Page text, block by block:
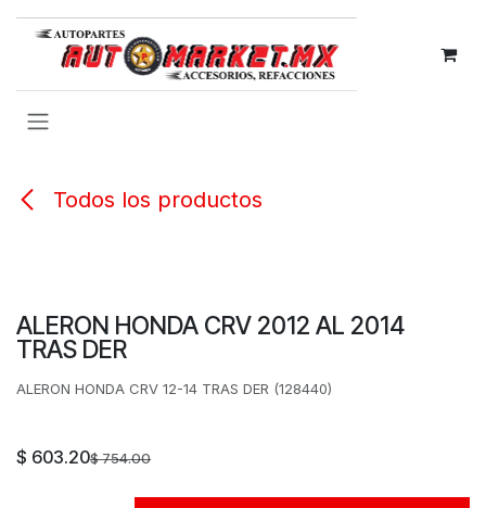
Todos los productos
ALERON HONDA CRV 2012 AL 2014
TRAS DER
ALERON HONDA CRV 12-14 TRAS DER (128440)
$ 603.20$754.00